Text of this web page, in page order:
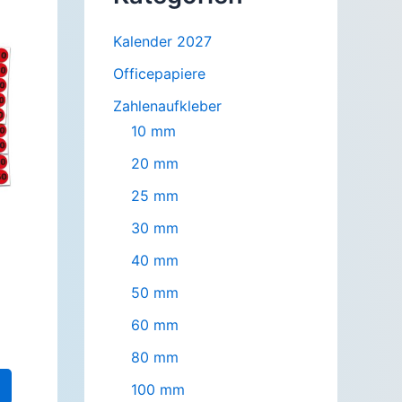
Kalender 2027
Officepapiere
Zahlenaufkleber
10 mm
20 mm
25 mm
30 mm
40 mm
50 mm
60 mm
80 mm
100 mm